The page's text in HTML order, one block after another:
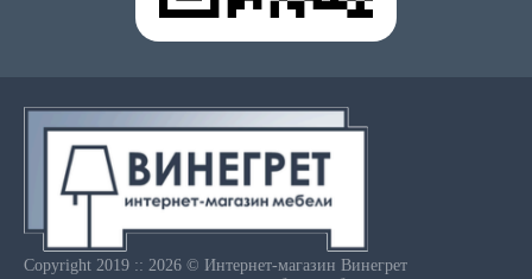
Copyright 2019 :: 2026 © Интернет-магазин Винегрет